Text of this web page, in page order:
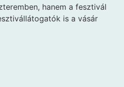
hanem a fesztivál
is a vásár